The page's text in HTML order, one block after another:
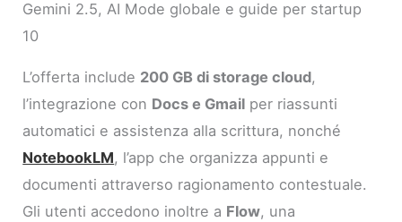
Gemini 2.5, AI Mode globale e guide per startup
10
L’offerta include 200 GB di storage cloud,
l’integrazione con Docs e Gmail per riassunti
automatici e assistenza alla scrittura, nonché
NotebookLM, l’app che organizza appunti e
documenti attraverso ragionamento contestuale.
Gli utenti accedono inoltre a Flow, una